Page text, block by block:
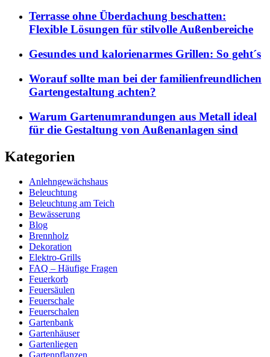
Terrasse ohne Überdachung beschatten:
Flexible Lösungen für stilvolle Außenbereiche
Gesundes und kalorienarmes Grillen: So geht´s
Worauf sollte man bei der familienfreundlichen
Gartengestaltung achten?
Warum Gartenumrandungen aus Metall ideal
für die Gestaltung von Außenanlagen sind
Kategorien
Anlehngewächshaus
Beleuchtung
Beleuchtung am Teich
Bewässerung
Blog
Brennholz
Dekoration
Elektro-Grills
FAQ – Häufige Fragen
Feuerkorb
Feuersäulen
Feuerschale
Feuerschalen
Gartenbank
Gartenhäuser
Gartenliegen